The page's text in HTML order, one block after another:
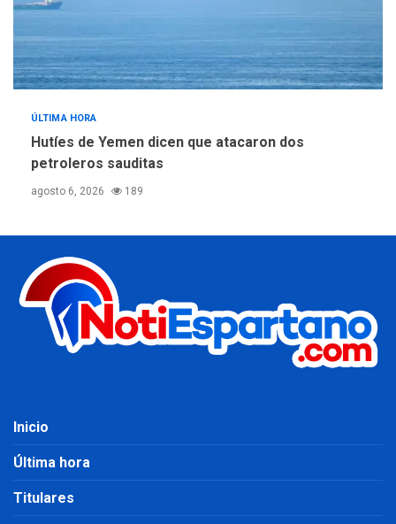
ÚLTIMA HORA
Hutíes de Yemen dicen que atacaron dos
petroleros sauditas
agosto 6, 2026 189
Inicio
Última hora
Titulares